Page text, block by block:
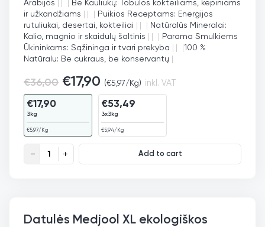
Arabijos | | | Be Kauliukų: Tobulos kokteiliams, kepiniams
ir užkandžiams | | | Puikios Receptams: Energijos
rutuliukai, desertai, kokteiliai | | | Natūralūs Mineralai:
Kalio, magnio ir skaidulų šaltinis | | | Parama Smulkiems
Ūkininkams: Sąžininga ir tvari prekyba | | |100 %
Natūralu: Be cukraus, be konservantų |
€36,00 €17,90 (€5,97/Kg) inkl. VAT
€17,90
3kg
€5,97/Kg
€53,49
3x3kg
€5,94/Kg
Datulės Sukari be kauliukų quantityAdd to cart
Datulės Medjool XL ekologiškos